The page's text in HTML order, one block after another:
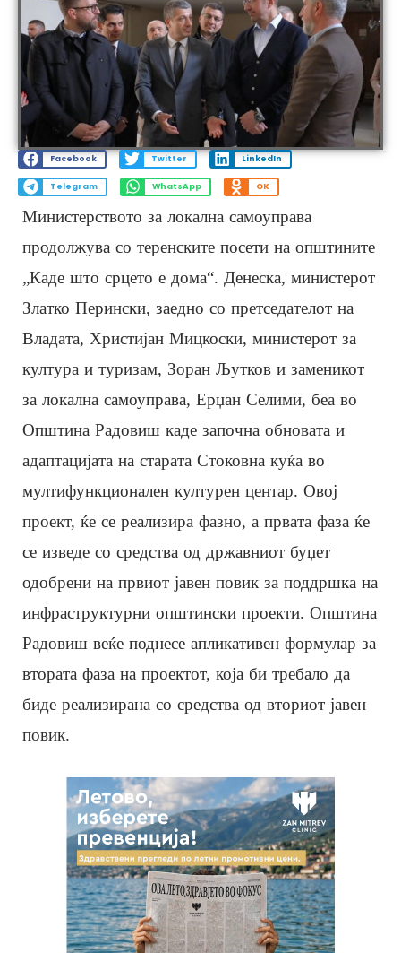
Facebook Twitter LinkedIn
Telegram WhatsApp OK
Министерството за локална самоуправа
продолжува со теренските посети на општините
„Каде што срцето е дома“. Денеска, министерот
Златко Перински, заедно со претседателот на
Владата, Христијан Мицкоски, министерот за
култура и туризам, Зоран Љутков и заменикот
за локална самоуправа, Ерџан Селими, беа во
Општина Радовиш каде започна обновата и
адаптацијата на старата Стоковна куќа во
мултифункционален културен центар. Овој
проект, ќе се реализира фазно, а првата фаза ќе
се изведе со средства од државниот буџет
одобрени на првиот јавен повик за поддршка на
инфраструктурни општински проекти. Општина
Радовиш веќе поднесе апликативен формулар за
втората фаза на проектот, која би требало да
биде реализирана со средства од вториот јавен
повик.